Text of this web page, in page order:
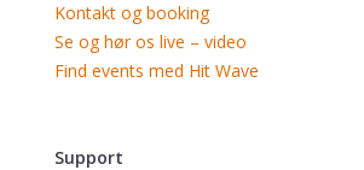
Kontakt og booking
Se og hør os live – video
Find events med Hit Wave
Support